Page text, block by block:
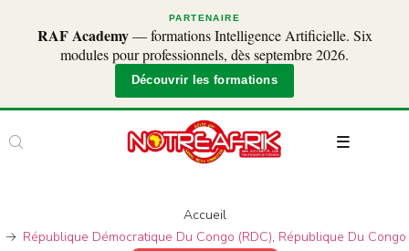
PARTENAIRE
RAF Academy— formations Intelligence Artificielle. Six
modules pour professionnels, dès septembre 2026.
Découvrir les formations
Accueil
République Démocratique Du Congo (RDC), République Du Congo